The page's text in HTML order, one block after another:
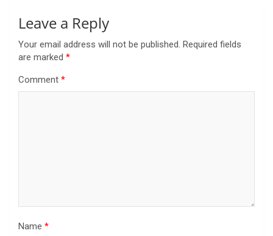
Leave a Reply
Your email address will not be published. Required fields
are marked *
Comment *
Name *